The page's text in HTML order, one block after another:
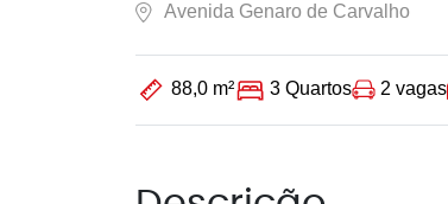
Avenida Genaro de Carvalho
88,0 m² 3 Quartos 2 vagas